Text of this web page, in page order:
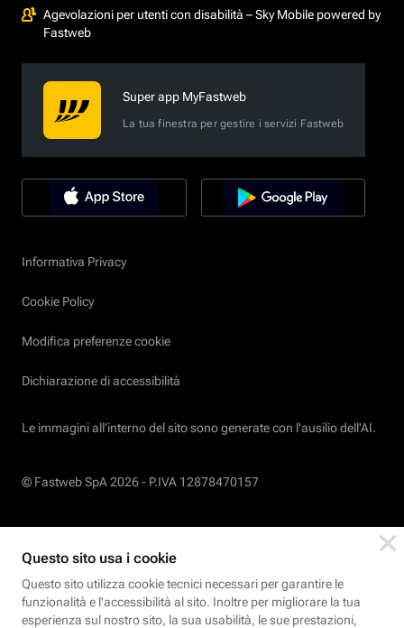
Agevolazioni per utenti con disabilità – Sky Mobile powered by
Fastweb
Super app MyFastweb
La tua finestra per gestire i servizi Fastweb
Informativa Privacy
Cookie Policy
Modifica preferenze cookie
Dichiarazione di accessibilità
Le immagini all’interno del sito sono generate con l'ausilio dell'AI.
© Fastweb SpA 2026 - P.IVA 12878470157